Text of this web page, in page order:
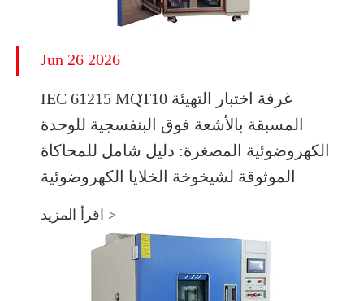
Jun 26 2026
IEC 61215 MQT10 غرفة اختبار التهيئة
المسبقة بالأشعة فوق البنفسجية للوحدة
الكهروضوئية المصغرة: دليل شامل للمحاكاة
الموثوقة لشيخوخة الخلايا الكهروضوئية
اقرأ المزيد >